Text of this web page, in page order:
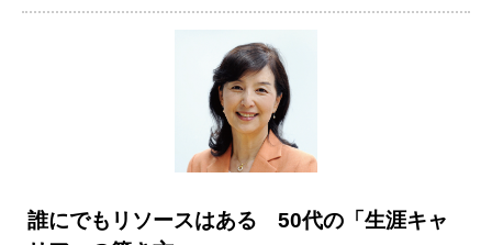
誰にでもリソースはある 50代の「生涯キャ